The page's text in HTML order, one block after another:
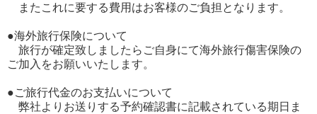
またこれに要する費用はお客様のご負担となります。
●海外旅行保険について
旅行が確定致しましたらご自身にて海外旅行傷害保険の
ご加入をお願いいたします。
●ご旅行代金のお支払いについて
弊社よりお送りする予約確認書に記載されている期日ま